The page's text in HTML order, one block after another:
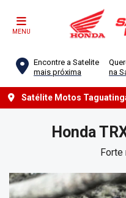
MENU
Encontre a Satelite
mais próxima
na
Satélite Motos
Honda
Forte